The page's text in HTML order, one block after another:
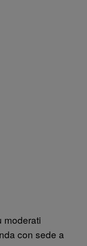
moderati
con sede a